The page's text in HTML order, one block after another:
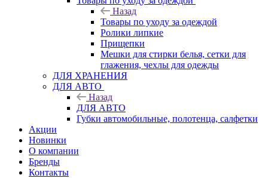
Назад
Товары по уходу за одеждой
Ролики липкие
Прищепки
Мешки для стирки белья, сетки для
глажения, чехлы для одежды
ДЛЯ ХРАНЕНИЯ
ДЛЯ АВТО
Назад
ДЛЯ АВТО
Губки автомобильные, полотенца, салфетки
Акции
Новинки
О компании
Бренды
Контакты